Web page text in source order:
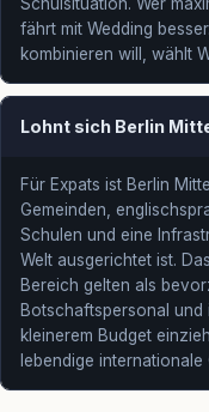
fährt mit Wedding
kombinieren will, wählt
Lohnt sich Berlin
Für Expats ist Berlin
Gemeinden,
Schulen und eine
Welt ausgerichtet ist.
Bereich gelten als
Botschaftspersonal und
kleinerem Budget
lebendige